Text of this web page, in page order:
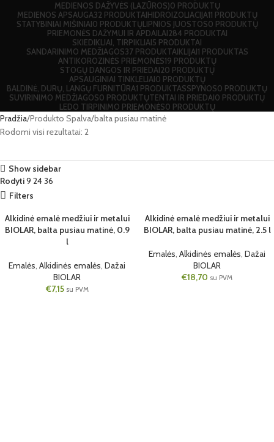
MEDIENOS DAŽYVĖS (LAZŪROS)0 PRODUKTŲ
MEDIENOS APSAUGA32 PRODUKTAIHIDROIZOLIACIJA11 PRODUKTŲ
STATYBINIAI MIŠINIAI0 PRODUKTŲLIPNIOS JUOSTOS0 PRODUKTŲ
PRIEMONĖS DAŽYMUI IR APDAILAI284 PRODUKTAI
SKIEDIKLIAI, TIRPIKLIAI5 PRODUKTAI
SANDARINIMO MEDŽIAGOS37 PRODUKTAIKLIJAI1 PRODUKTAS
ANTIKOROZINĖS PRIEMONĖS19 PRODUKTŲ
STOGŲ DANGOS IR PRIEDAI20 PRODUKTŲ
APSAUGINIAI TINKLELIAI0 PRODUKTŲ
BALDINĖ, DURŲ, LANGŲ FURNITŪRA1 PRODUKTASSPYNOS0 PRODUKTŲ
SUVIRINIMO MEDŽIAGOS0 PRODUKTŲTENTAI IR PRIEDAI0 PRODUKTŲ
LEDO TIRPINIMO PRIEMONĖS0 PRODUKTŲ
Pradžia Produkto Spalva balta pusiau matinė
Rodomi visi rezultatai: 2
Show sidebar
Rodyti9 2436
Filters
BALTA PUSIAU MAT
INĖ
Alkidinė emalė medžiui ir metalui
BIOLAR, balta pusiau matinė, 0.9
l
Emalės, Alkidinės emalės, Dažai
BIOLAR
€7,15 su PVM
BALTA PUSIAU MAT
INĖ
Alkidinė emalė medžiui ir metalui
BIOLAR, balta pusiau matinė, 2.5 l
Emalės, Alkidinės emalės, Dažai
BIOLAR
€18,70 su PVM